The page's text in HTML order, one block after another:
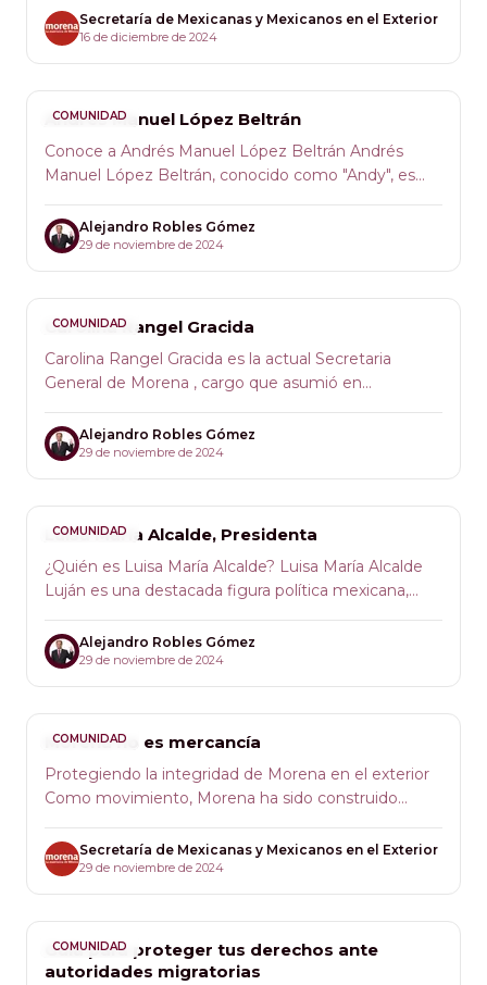
Secretaría de Mexicanas y Mexicanos en el Exterior
16 de diciembre de 2024
COMUNIDAD
Andrés Manuel López Beltrán
Conoce a Andrés Manuel López Beltrán Andrés
Manuel López Beltrán, conocido como "Andy", es
segundo hijo del expresidente Andrés Manuel
López Obrador. Nacido en Macuspana, Tabasco,
"Andy" ha desempeñado un papel clave en el
fortalecimiento de Morena, el partido político
fundado por su padre desde los inicios del
movimiento y ahora asume un rol más visible en la
escena política nacional.
Alejandro Robles Gómez
29 de noviembre de 2024
COMUNIDAD
Carolina Rangel Gracida
Carolina Rangel Gracida es la actual Secretaria
General de Morena , cargo que asumió en
compromiso con la igualdad de género, el desarrollo
social y la consolidación de los principios de la Cuarta
Transformación. Nacida en Michoacán en 1989,
Rangel ha dedicado su carrera a trabajar por el
bienestar de las comunidades más vulnerables.
Alejandro Robles Gómez
29 de noviembre de 2024
COMUNIDAD
Luisa María Alcalde, Presidenta
¿Quién es Luisa María Alcalde? Luisa María Alcalde
Luján es una destacada figura política mexicana,
la transformación del país. Es licenciada en Derecho
por la UNAM y cuenta con una maestría en Derecho
por la Universidad de Berkeley, en Estados Unidos.
Su sólida formación ha sido clave en su liderazgo y
enfoque progresista.
Alejandro Robles Gómez
29 de noviembre de 2024
COMUNIDAD
Morena no es mercancía
Protegiendo la integridad de Morena en el exterior
Como movimiento, Morena ha sido construido
compromiso con el pueblo de México. Nuestra
militancia en el exterior ha jugado un papel clave al
llevar nuestras banderas más allá de las fronteras,
demostrando día a día su dedicación a los principios
de la Cuarta Transformación. Sin embargo, es
nuestra responsabilidad proteger la integridad y el
Secretaría de Mexicanas y Mexicanos en el Exterior
29 de noviembre de 2024
COMUNIDAD
Guía para proteger tus derechos ante
autoridades migratorias